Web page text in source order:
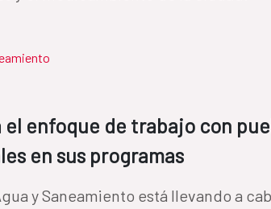
el enfoque de trabajo con
en sus programas
y Saneamiento está llevando a